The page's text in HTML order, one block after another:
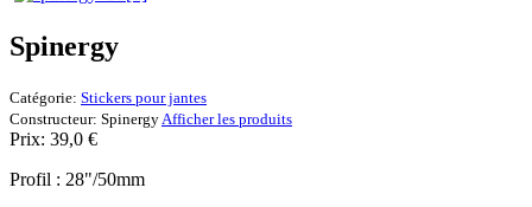
Spinergy
Catégorie: Stickers pour jantes
Constructeur: Spinergy Afficher les produits
Prix: 39,0 €
Profil : 28"/50mm